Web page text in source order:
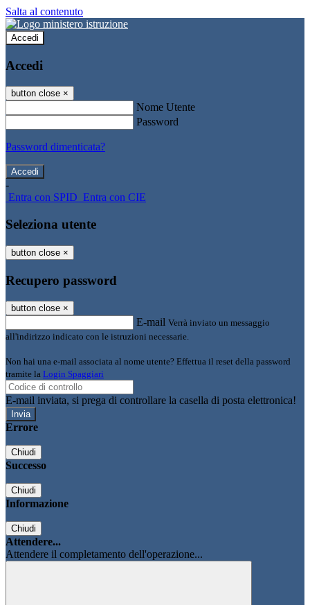
Salta al contenuto
Accedi
Accedi
button close ×
Nome Utente
Password
Password dimenticata?
-
Entra con SPID Entra con CIE
Seleziona utente
button close ×
Recupero password
button close ×
E-mail Verrà inviato un messaggio
all'indirizzo indicato con le istruzioni necessarie.
Non hai una e-mail associata al nome utente? Effettua il reset della password
tramite la Login Spaggiari
E-mail inviata, si prega di controllare la casella di posta elettronica!
Errore
Chiudi
Successo
Chiudi
Informazione
Chiudi
Attendere...
Attendere il completamento dell'operazione...